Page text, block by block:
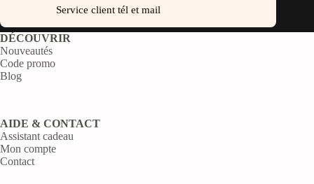
Service client tél et mail
DÉCOUVRIR
Nouveautés
Code promo
Blog
AIDE & CONTACT
Assistant cadeau
Mon compte
Contact